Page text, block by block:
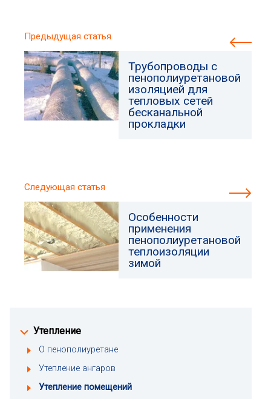
Утепление
О пенополиуретане
Утепление ангаров
Утепление помещений
Предыдущая статья
Трубопроводы с
пенополиуретановой
изоляцией для
тепловых сетей
бесканальной
прокладки
Следующая статья
Особенности
применения
пенополиуретановой
теплоизоляции
зимой